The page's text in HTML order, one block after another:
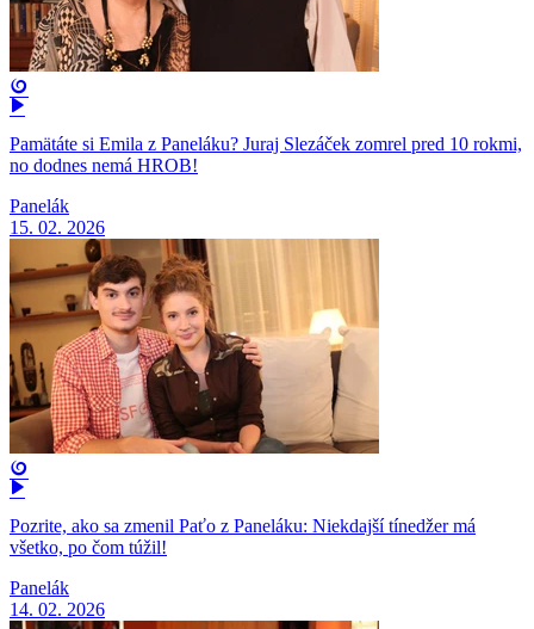
Pamätáte si Emila z Paneláku? Juraj Slezáček zomrel pred 10 rokmi,
no dodnes nemá HROB!
Panelák
15. 02. 2026
Pozrite, ako sa zmenil Paťo z Paneláku: Niekdajší tínedžer má
všetko, po čom túžil!
Panelák
14. 02. 2026